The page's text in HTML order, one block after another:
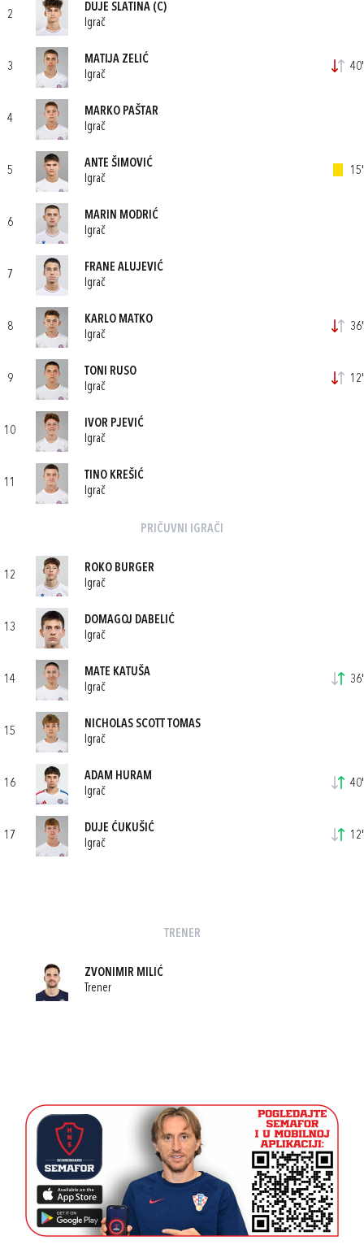
2
DUJE SLATINA (C)
Igrač
3
MATIJA ZELIĆ
Igrač
40'
4
MARKO PAŠTAR
Igrač
5
ANTE ŠIMOVIĆ
Igrač
15'
6
MARIN MODRIĆ
Igrač
7
FRANE ALUJEVIĆ
Igrač
8
KARLO MATKO
Igrač
36'
9
TONI RUSO
Igrač
12'
10
IVOR PJEVIĆ
Igrač
11
TINO KREŠIĆ
Igrač
PRIČUVNI IGRAČI
12
ROKO BURGER
Igrač
13
DOMAGOJ DABELIĆ
Igrač
14
MATE KATUŠA
Igrač
36'
15
NICHOLAS SCOTT TOMAS
Igrač
16
ADAM HURAM
Igrač
40'
17
DUJE ĆUKUŠIĆ
Igrač
12'
TRENER
ZVONIMIR MILIĆ
Trener